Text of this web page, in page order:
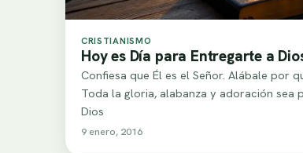
CRISTIANISMO
Hoy es Día para Entregarte a
Confiesa que Él es el Señor. Alábale por
Toda la gloria, alabanza y adoración sea
Dios
9 enero, 2016